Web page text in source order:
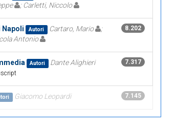
; Carletti, Niccolo
8.202
Napoli Autori Cartaro, Mario
;
Antonio
7.317
Autori Dante Alighieri
7.145
Giacomo Leopardi